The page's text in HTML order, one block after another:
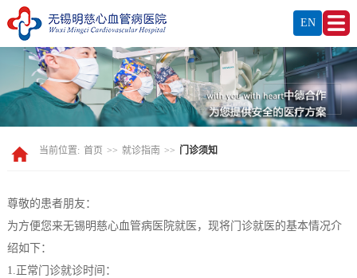
EN
当前位置: 首页 >> 就诊指南 >> 门诊须知
尊敬的患者朋友：
为方便您来无锡明慈心血管病医院就医，现将门诊就医的基本情况介
绍如下：
1.正常门诊就诊时间：